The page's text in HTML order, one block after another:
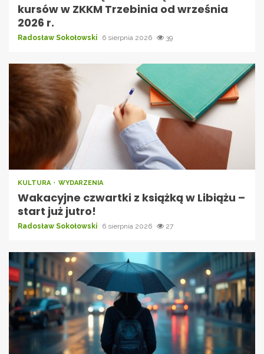
kursów w ZKKM Trzebinia od września
2026 r.
Radosław Sokołowski 6 sierpnia 2026 39
KULTURA WYDARZENIA
Wakacyjne czwartki z książką w Libiążu –
start już jutro!
Radosław Sokołowski 6 sierpnia 2026 27